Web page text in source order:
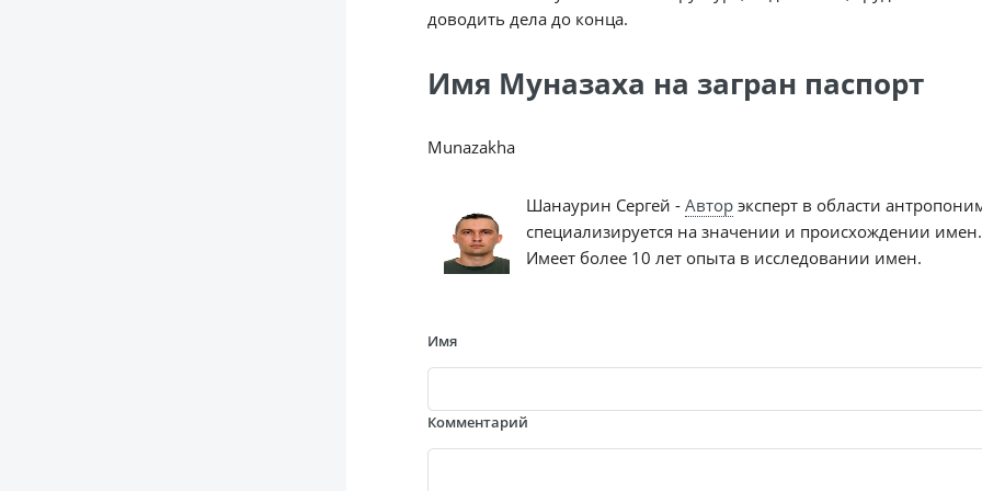
доводить дела до конца.
Имя Муназаха на загран паспорт
Munazakha
Шанаурин Сергей - Авторэксперт в области
специализируется на значении и происхождении имен.
Имеет более 10 лет опыта в исследовании имен.
Имя
Комментарий